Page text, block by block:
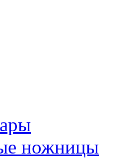
ножницы